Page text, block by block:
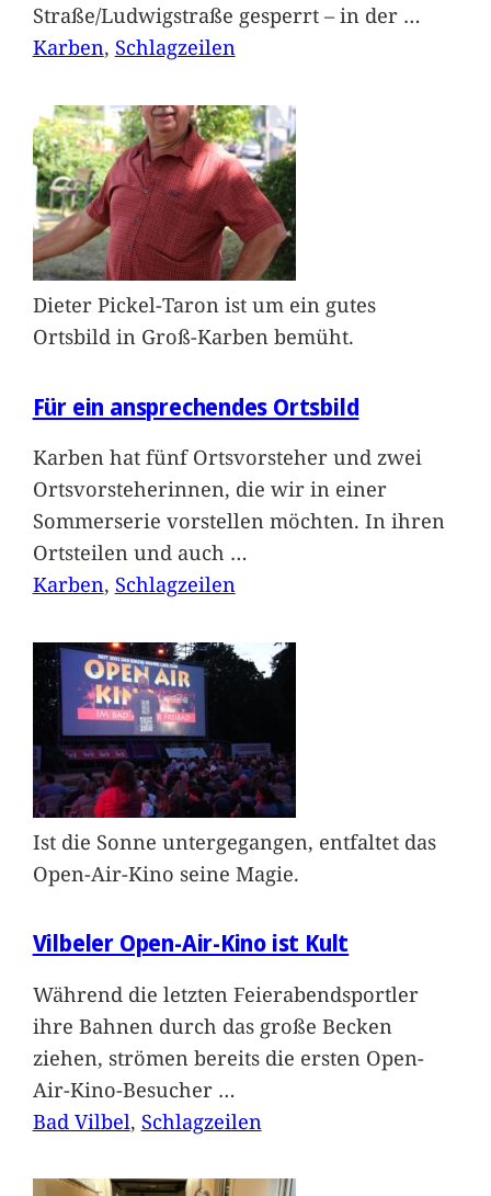
Straße/Ludwigstraße gesperrt – in der …
Karben, Schlagzeilen
Dieter Pickel-Taron ist um ein gutes
Ortsbild in Groß-Karben bemüht.
Für ein ansprechendes Ortsbild
Karben hat fünf Ortsvorsteher und zwei
Ortsvorsteherinnen, die wir in einer
Sommerserie vorstellen möchten. In ihren
Ortsteilen und auch …
Karben, Schlagzeilen
Ist die Sonne untergegangen, entfaltet das
Open-Air-Kino seine Magie.
Vilbeler Open-Air-Kino ist Kult
Während die letzten Feierabendsportler
ihre Bahnen durch das große Becken
ziehen, strömen bereits die ersten Open-
Air-Kino-Besucher …
Bad Vilbel, Schlagzeilen